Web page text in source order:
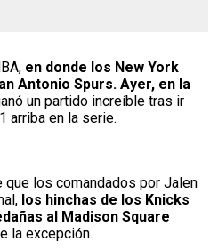
en donde los New York
Antonio Spurs. Ayer, en la
un partido increíble tras ir
arriba en la serie.
los comandados por Jalen
los hinchas de los Knicks
al Madison Square
la excepción.